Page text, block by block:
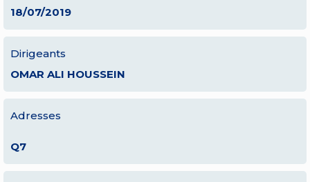
18/07/2019
Dirigeants
OMAR ALI HOUSSEIN
Adresses
Q7